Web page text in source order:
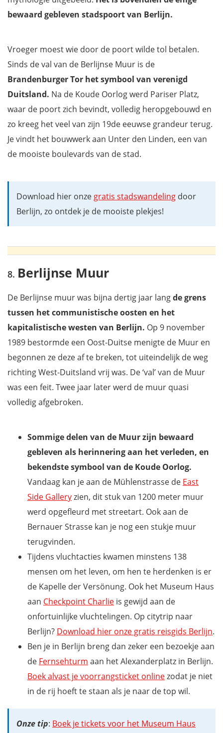
bewaard gebleven stadspoort van Berlijn.
Vroeger moest wie door de poort wilde tol betalen.
Sinds de val van de Berlijnse Muur is de
Brandenburger Tor het symbool van verenigd
Duitsland. Na de Koude Oorlog werd Pariser Platz,
waar de poort zich bevindt, volledig heropgebouwd en
zo kreeg het veel van zijn 19de eeuwse grandeur terug.
Je vindt het bouwwerk aan Unter den Linden, een van
de mooiste boulevards van de stad.
Download hier onze gratis stadswandeling door
Berlijn, zo ontdek je de mooiste plekjes!
Berlijnse Muur
De Berlijnse muur was bijna dertig jaar langde grens
tussen het communistische oosten en het
kapitalistische westen van Berlijn. Op 9 november
1989 bestormde een Oost-Duitse menigte de Muur en
begonnen ze deze af te breken, tot uiteindelijk de weg
richting West-Duitsland vrij was. De ‘val’ van de Muur
was een feit. Twee jaar later werd de muur quasi
volledig afgebroken.
Sommige delen van de Muur zijn bewaard
gebleven als herinnering aan het verleden, en
bekendste symbool van de Koude Oorlog.
Vandaag kan je aan de Mühlenstrasse de East
Side Galleryzien, dit stuk van 1200 meter muur
werd opgefleurd met streetart. Ook aan de
Bernauer Strasse kan je nog een stukje muur
terugvinden.
Tijdens vluchtacties kwamen minstens 138
mensen om het leven, om hen te herdenken is er
de Kapelle der Versönung. Ook het Museum Haus
aan Checkpoint Charlie is gewijd aan de
onfortuinlijke vluchtelingen. Op citytrip naar
Berlijn? Download hier onze gratis reisgids Berlijn.
Ben je in Berlijn breng dan zeker een bezoekje aan
de Fernsehturm aan het Alexanderplatz in Berlijn.
Boek alvast je voorrangsticket onlinezodat je niet
in de rij hoeft te staan als je naar de top wil.
Onze tip: Boek je tickets voor het Museum Haus